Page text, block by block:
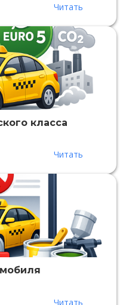
Читать
класса
Читать
Читать